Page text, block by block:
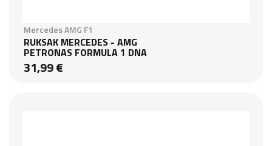
Mercedes AMG F1
RUKSAK MERCEDES - AMG
PETRONAS FORMULA 1 DNA
31,99 €